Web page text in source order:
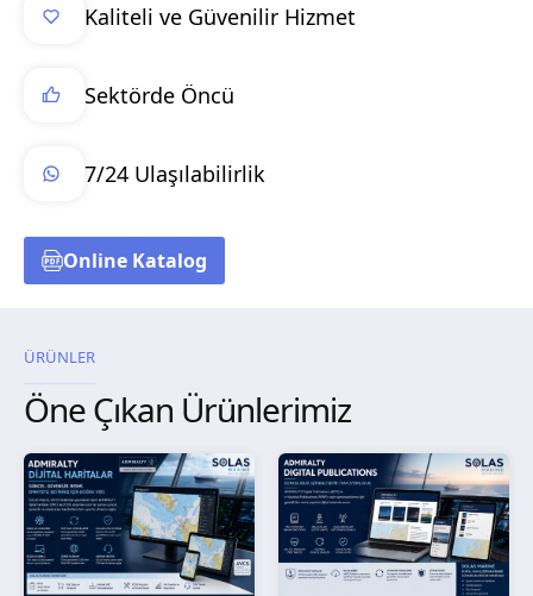
Kaliteli ve Güvenilir Hizmet
Sektörde Öncü
7/24 Ulaşılabilirlik
Online Katalog
ÜRÜNLER
Öne Çıkan Ürünlerimiz
Kağıt Harita